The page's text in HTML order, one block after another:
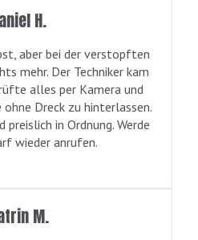
H.
aber bei der verstopften
mehr. Der Techniker kam
alles per Kamera und
Dreck zu hinterlassen.
preislich in Ordnung. Werde
wieder anrufen.
M.